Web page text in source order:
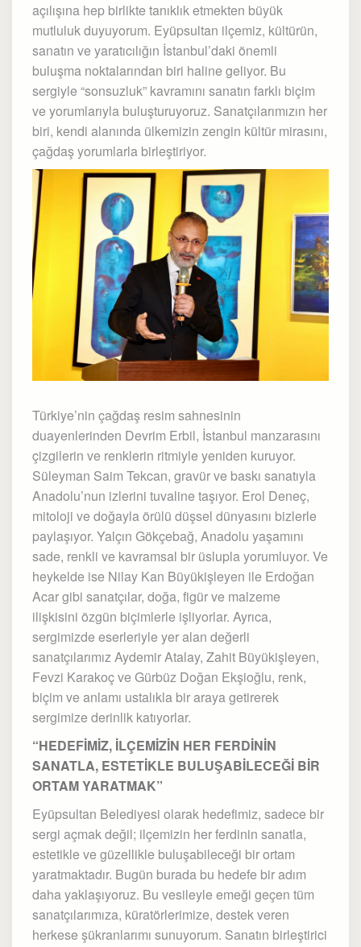
açılışına hep birlikte tanıklık etmekten büyük
mutluluk duyuyorum. Eyüpsultan ilçemiz, kültürün,
sanatın ve yaratıcılığın İstanbul’daki önemli
buluşma noktalarından biri haline geliyor. Bu
sergiyle “sonsuzluk” kavramını sanatın farklı biçim
ve yorumlarıyla buluşturuyoruz. Sanatçılarımızın her
biri, kendi alanında ülkemizin zengin kültür mirasını,
çağdaş yorumlarla birleştiriyor.
Türkiye’nin çağdaş resim sahnesinin
duayenlerinden Devrim Erbil, İstanbul manzarasını
çizgilerin ve renklerin ritmiyle yeniden kuruyor.
Süleyman Saim Tekcan, gravür ve baskı sanatıyla
Anadolu’nun izlerini tuvaline taşıyor. Erol Deneç,
mitoloji ve doğayla örülü düşsel dünyasını bizlerle
paylaşıyor. Yalçın Gökçebağ, Anadolu yaşamını
sade, renkli ve kavramsal bir üslupla yorumluyor. Ve
heykelde ise Nilay Kan Büyükişleyen ile Erdoğan
Acar gibi sanatçılar, doğa, figür ve malzeme
ilişkisini özgün biçimlerle işliyorlar. Ayrıca,
sergimizde eserleriyle yer alan değerli
sanatçılarımız Aydemir Atalay, Zahit Büyükişleyen,
Fevzi Karakoç ve Gürbüz Doğan Ekşioğlu, renk,
biçim ve anlamı ustalıkla bir araya getirerek
sergimize derinlik katıyorlar.
“HEDEFİMİZ, İLÇEMİZİN HER FERDİNİN
SANATLA, ESTETİKLE BULUŞABİLECEĞİ BİR
ORTAM YARATMAK”
Eyüpsultan Belediyesi olarak hedefimiz, sadece bir
sergi açmak değil; ilçemizin her ferdinin sanatla,
estetikle ve güzellikle buluşabileceği bir ortam
yaratmaktadır. Bugün burada bu hedefe bir adım
daha yaklaşıyoruz. Bu vesileyle emeği geçen tüm
sanatçılarımıza, küratörlerimize, destek veren
herkese şükranlarımı sunuyorum. Sanatın birleştirici